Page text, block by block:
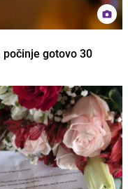
gotovo 30